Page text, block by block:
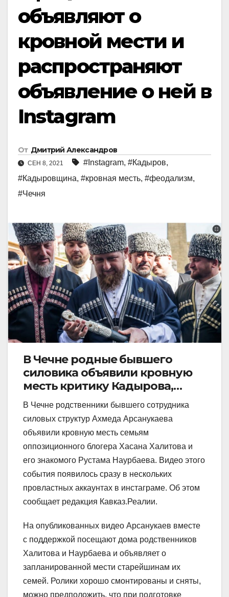
объявляют о
кровной мести и
распространяют
объявление о ней в
Instagram
От Дмитрий Александров
СЕН 8, 2021 #Instagram, #Кадыров,
#Кадыровщина, #кровная месть, #феодализм,
#Чечня
В Чечне родные бывшего
силовика объявили кровную
месть критику Кадырова,
видео этого события
появилось сразу в нескольких
провластных аккаунтах в
инстаграме
В Чечне родственники бывшего сотрудника
силовых структур Ахмеда Арсанукаева
объявили кровную месть семьям
оппозиционного блогера Хасана Халитова и
его знакомого Рустама Наурбаева. Видео этого
события появилось сразу в нескольких
провластных аккаунтах в инстаграме. Об этом
сообщает редакция Кавказ.Реалии.
На опубликованных видео Арсанукаев вместе
с поддержкой посещают дома родственников
Халитова и Наурбаева и объявляет о
запланированной мести старейшинам их
семей. Ролики хорошо смонтированы и сняты,
можно предположить, что при подготовке